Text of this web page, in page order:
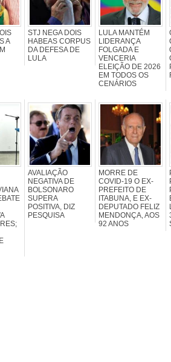
A
STJ NEGA DOIS
HABEAS CORPUS
DA DEFESA DE
LULA
LULA MANTÉM
LIDERANÇA
FOLGADA E
VENCERIA
ELEIÇÃO DE 2026
EM TODOS OS
CENÁRIOS
AVALIAÇÃO
NEGATIVA DE
BOLSONARO
SUPERA
POSITIVA, DIZ
PESQUISA
MORRE DE
COVID-19 O EX-
PREFEITO DE
ITABUNA, E EX-
DEPUTADO FELIZ
MENDONÇA, AOS
92 ANOS